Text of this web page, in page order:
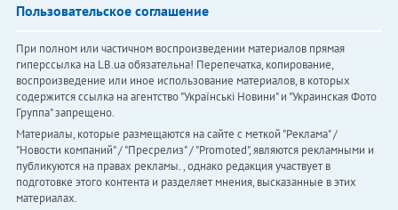
Пользовательское соглашение
При полном или частичном воспроизведении материалов прямая
гиперссылка на LB.ua обязательна! Перепечатка, копирование,
воспроизведение или иное использование материалов, в которых
содержится ссылка на агентство "Українськi Новини" и "Украинская Фото
Группа" запрещено.
Материалы, которые размещаются на сайте с меткой "Реклама" /
"Новости компаний" / "Пресрелиз" / "Promoted", являются рекламными и
публикуются на правах рекламы. , однако редакция участвует в
подготовке этого контента и разделяет мнения, высказанные в этих
материалах.